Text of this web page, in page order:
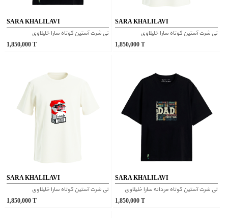
SARA KHALILAVI
تی شرت آستین کوتاه سارا خلیلاوی
1,850,000
SARA KHALILAVI
تی شرت آستین کوتاه سارا خلیلاوی
1,850,000
SARA KHALILAVI
تی شرت آستین کوتاه سارا خلیلاوی
1,850,000
SARA KHALILAVI
تی شرت آستین کوتاه مردانه سارا خلیلاوی
1,850,000